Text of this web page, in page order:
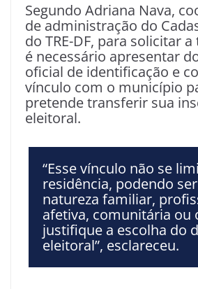
Segundo Adriana Nava,
de administração do
do TRE-DF, para solicitar
é necessário apresentar
oficial de identificação e
vínculo com o município
pretende transferir sua
eleitoral.
“Esse vínculo não se
residência, podendo
natureza familiar,
afetiva, comunitária ou
justifique a escolha do
eleitoral”, esclareceu.